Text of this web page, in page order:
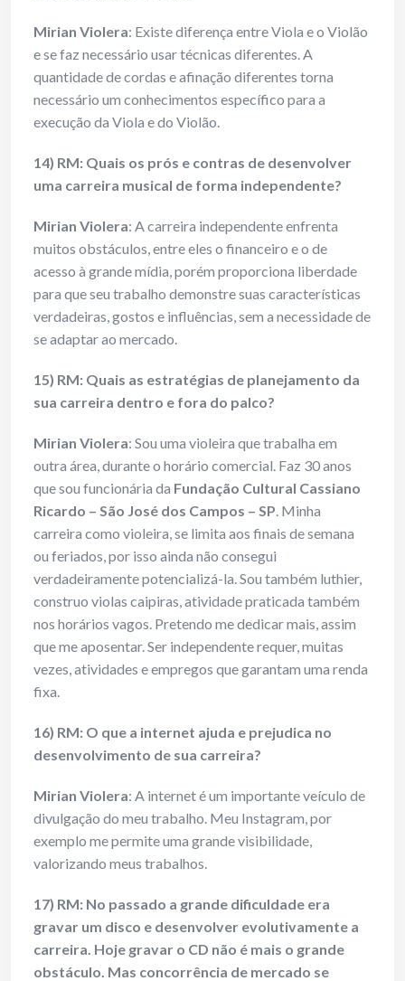
Mirian Violera: Existe diferença entre Viola e o Violão
e se faz necessário usar técnicas diferentes. A
quantidade de cordas e afinação diferentes torna
necessário um conhecimentos específico para a
execução da Viola e do Violão.
14) RM: Quais os prós e contras de desenvolver
uma carreira musical de forma independente?
Mirian Violera: A carreira independente enfrenta
muitos obstáculos, entre eles o financeiro e o de
acesso à grande mídia, porém proporciona liberdade
para que seu trabalho demonstre suas características
verdadeiras, gostos e influências, sem a necessidade de
se adaptar ao mercado.
15) RM: Quais as estratégias de planejamento da
sua carreira dentro e fora do palco?
Mirian Violera: Sou uma violeira que trabalha em
outra área, durante o horário comercial. Faz 30 anos
que sou funcionária da Fundação Cultural Cassiano
Ricardo – São José dos Campos – SP . Minha
carreira como violeira, se limita aos finais de semana
ou feriados, por isso ainda não consegui
verdadeiramente potencializá-la. Sou também luthier,
construo violas caipiras, atividade praticada também
nos horários vagos. Pretendo me dedicar mais, assim
que me aposentar. Ser independente requer, muitas
vezes, atividades e empregos que garantam uma renda
fixa.
16) RM: O que a internet ajuda e prejudica no
desenvolvimento de sua carreira?
Mirian Violera: A internet é um importante veículo de
divulgação do meu trabalho. Meu Instagram, por
exemplo me permite uma grande visibilidade,
valorizando meus trabalhos.
17) RM: No passado a grande dificuldade era
gravar um disco e desenvolver evolutivamente a
carreira. Hoje gravar o CD não é mais o grande
obstáculo. Mas concorrência de mercado se